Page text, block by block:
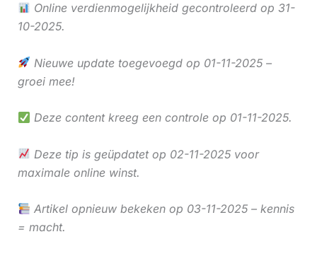
Online verdienmogelijkheid gecontroleerd op 31-
10-2025.
Nieuwe update toegevoegd op 01-11-2025 –
groei mee!
Deze content kreeg een controle op 01-11-2025.
Deze tip is geüpdatet op 02-11-2025 voor
maximale online winst.
Artikel opnieuw bekeken op 03-11-2025 – kennis
= macht.